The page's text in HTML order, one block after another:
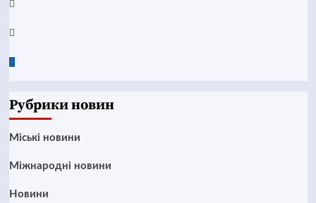
Instagram
Twitter
Google
Рубрики новин
Mіські новини
Міжнародні новини
Новини